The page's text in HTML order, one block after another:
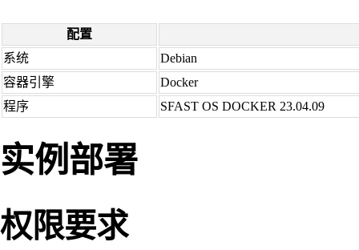
配置
系统
Debian
容器引擎
Docker
程序
SFAST OS DOCKER 23.04.09
实例部署
权限要求